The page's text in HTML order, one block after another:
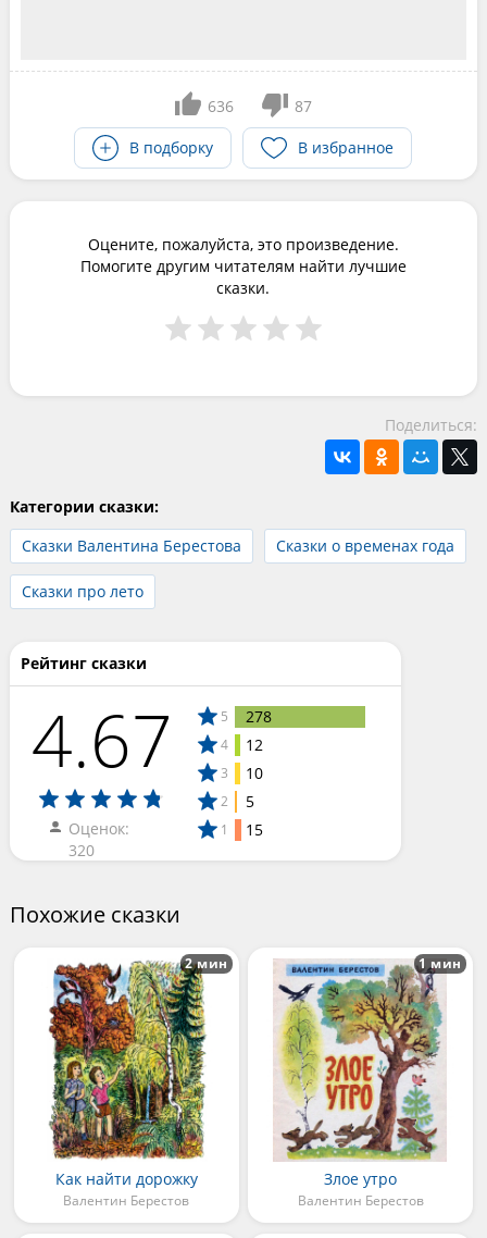
636
87
В подборку
В избранное
Оцените, пожалуйста, это произведение.
Помогите другим читателям найти лучшие
сказки.
Поделиться:
Категории сказки:
Сказки Валентина Берестова
Сказки о временах года
Сказки про лето
Рейтинг сказки
4.67
Оценок:
320
5 278
4 12
3 10
2 5
1 15
Похожие сказки
Как найти дорожку
Валентин Берестов
2 мин
Злое утро
Валентин Берестов
1 мин